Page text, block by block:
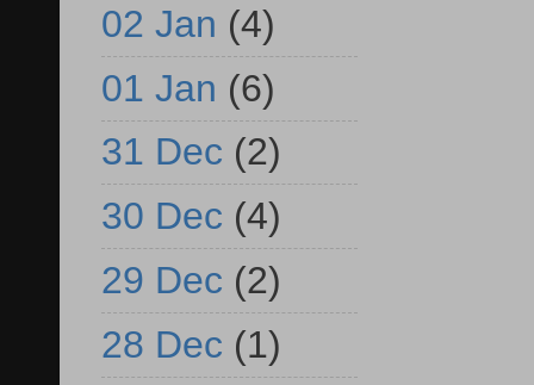
02 Jan (4)
01 Jan (6)
31 Dec (2)
30 Dec (4)
29 Dec (2)
28 Dec (1)